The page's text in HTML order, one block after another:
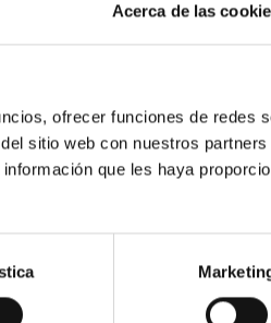
Acerca de las
ofrecer funciones de redes
sitio web con nuestros partners
que les haya